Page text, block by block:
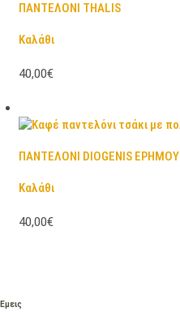
ΠΑΝΤΕΛΟΝΙ THALIS
Καλάθι
40,00€
ΠΑΝΤΕΛΟΝΙ DIOGENIS ΕΡΗΜΟΥ
Καλάθι
40,00€
Εμεις